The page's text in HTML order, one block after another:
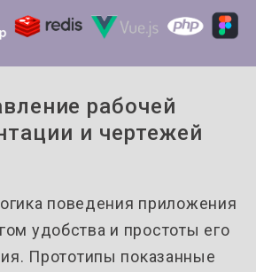
рабочей
и чертежей
поведения приложения
удобства и простоты его
Прототипы показанные